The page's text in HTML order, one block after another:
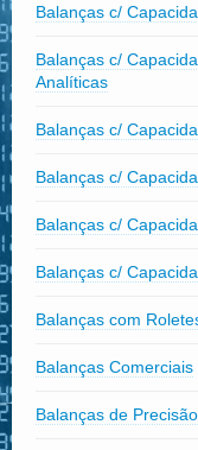
Balanças c/
Balanças c/
Analíticas
Balanças c/
Balanças c/
Balanças c/
Balanças c/
Balanças com
Balanças Comerciais
Balanças de